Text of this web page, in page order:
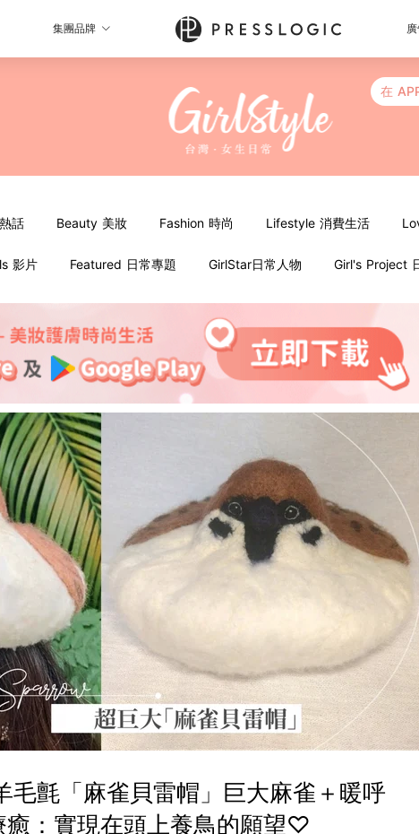
集團品牌
在
話 Beauty 美妝 Fashion 時尚 Lifestyle 消費生活
影片 Featured 日常專題 GirlStar日常人物 Girl's Project
毛氈「麻雀貝雷帽」巨大麻雀＋暖呼
癒：實現在頭上養鳥的願望♡